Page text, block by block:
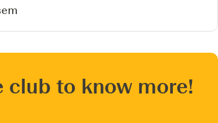
club to know more!